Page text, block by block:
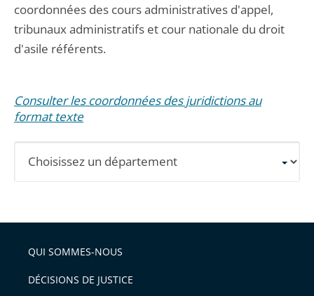
coordonnées des cours administratives d'appel,
tribunaux administratifs et cour nationale du droit
d'asile référents.
Consulter les coordonnées des juridictions au
format texte
les
détaillées.
QUI SOMMES-NOUS
DÉCISIONS DE JUSTICE